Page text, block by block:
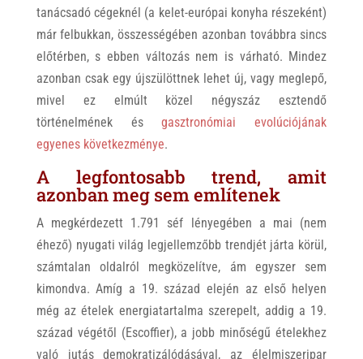
tanácsadó cégeknél (a kelet-európai konyha részeként)
már felbukkan, összességében azonban továbbra sincs
előtérben, s ebben változás nem is várható. Mindez
azonban csak egy újszülöttnek lehet új, vagy meglepő,
mivel ez elmúlt közel négyszáz esztendő
történelmének ésgasztronómiai evolúciójának
egyenes következménye.
A legfontosabb trend, amit
azonban meg sem említenek
A megkérdezett 1.791 séf lényegében a mai (nem
éhező) nyugati világ legjellemzőbb trendjét járta körül,
számtalan oldalról megközelítve, ám egyszer sem
kimondva. Amíg a 19. század elején az első helyen
még az ételek energiatartalma szerepelt, addig a 19.
század végétől (Escoffier), a jobb minőségű ételekhez
való jutás demokratizálódásával, az élelmiszeripar